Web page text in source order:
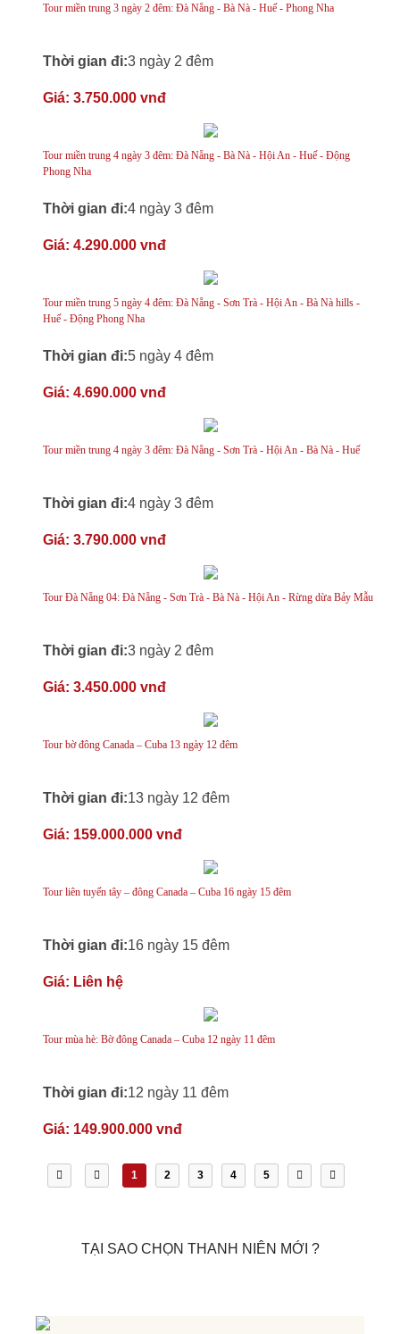
Tour miền trung 3 ngày 2 đêm: Đà Nẵng - Bà Nà - Huế - Phong Nha
Thời gian đi:3 ngày 2 đêm
Giá: 3.750.000 vnđ
Tour miền trung 4 ngày 3 đêm: Đà Nẵng - Bà Nà - Hội An - Huế - Động
Phong Nha
Thời gian đi:4 ngày 3 đêm
Giá: 4.290.000 vnđ
Tour miền trung 5 ngày 4 đêm: Đà Nẵng - Sơn Trà - Hội An - Bà Nà hills -
Huế - Động Phong Nha
Thời gian đi:5 ngày 4 đêm
Giá: 4.690.000 vnđ
Tour miền trung 4 ngày 3 đêm: Đà Nẵng - Sơn Trà - Hội An - Bà Nà - Huế
Thời gian đi:4 ngày 3 đêm
Giá: 3.790.000 vnđ
Tour Đà Nẵng 04: Đà Nẵng - Sơn Trà - Bà Nà - Hội An - Rừng dừa Bảy Mẫu
Thời gian đi:3 ngày 2 đêm
Giá: 3.450.000 vnđ
Tour bờ đông Canada – Cuba 13 ngày 12 đêm
Thời gian đi:13 ngày 12 đêm
Giá: 159.000.000 vnđ
Tour liên tuyến tây – đông Canada – Cuba 16 ngày 15 đêm
Thời gian đi:16 ngày 15 đêm
Giá: Liên hệ
Tour mùa hè: Bờ đông Canada – Cuba 12 ngày 11 đêm
Thời gian đi:12 ngày 11 đêm
Giá: 149.900.000 vnđ
1 2 3 4 5
TẠI SAO CHỌN THANH NIÊN MỚI ?